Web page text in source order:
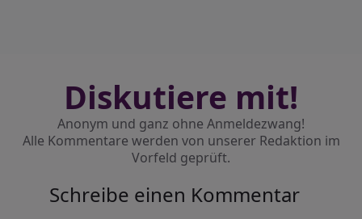
Diskutiere mit!
Anonym und ganz ohne Anmeldezwang!
Alle Kommentare werden von unserer Redaktion im
Vorfeld geprüft.
Schreibe einen Kommentar